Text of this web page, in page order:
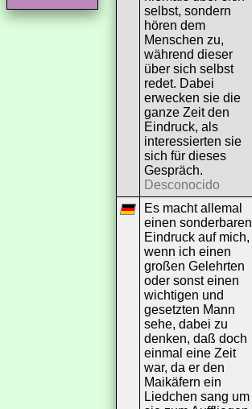
selbst, sondern
hören dem
Menschen zu,
während dieser
über sich selbst
redet. Dabei
erwecken sie die
ganze Zeit den
Eindruck, als
interessierten sie
sich für dieses
Gespräch.
Desconocido
Es macht allemal
einen sonderbaren
Eindruck auf mich,
wenn ich einen
großen Gelehrten
oder sonst einen
wichtigen und
gesetzten Mann
sehe, dabei zu
denken, daß doch
einmal eine Zeit
war, da er den
Maikäfern ein
Liedchen sang um